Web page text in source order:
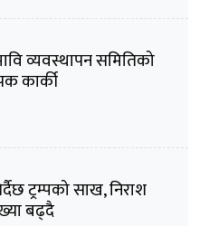
व्यवस्थापन समितिको
कार्की
ट्रम्पको साख, निराश
बढ्दै